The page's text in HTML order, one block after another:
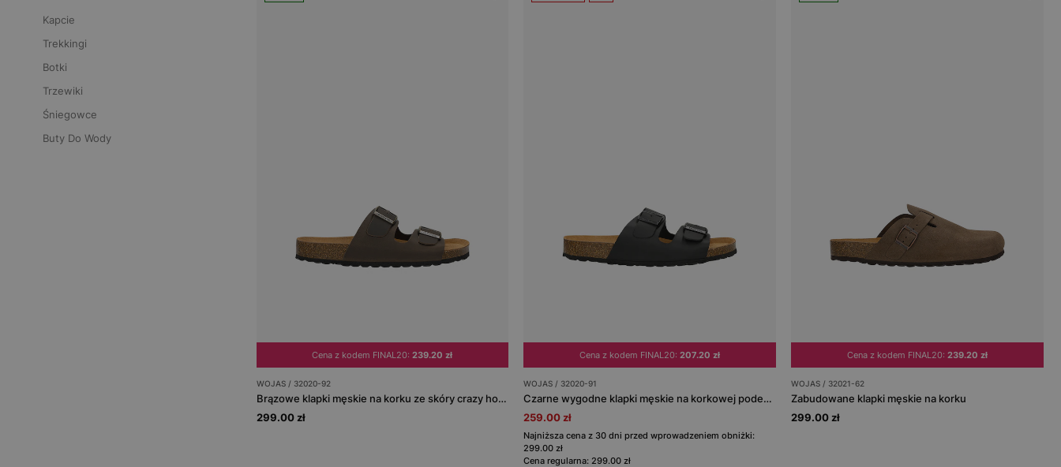
Kapcie
Trekkingi
Botki
Trzewiki
Śniegowce
Buty Do Wody
Cena z kodem FINAL20:239.20 zł
WOJAS / 32020-92
Brązowe klapki męskie na korku ze skóry crazy horse
299.00 zł
Cena z kodem FINAL20:207.20 zł
WOJAS / 32020-91
Czarne wygodne klapki męskie na korkowej podeszwie
259.00 zł
Najniższa cena z 30 dni przed wprowadzeniem obniżki:
299.00 zł
Cena regularna: 299.00 zł
Cena z kodem FINAL20:239.20 zł
WOJAS / 32021-62
Zabudowane klapki męskie na korku
299.00 zł